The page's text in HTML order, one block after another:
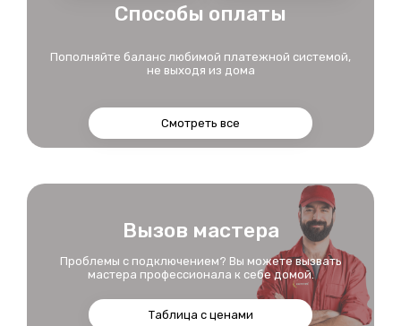
Способы оплаты
Пополняйте баланс любимой платежной системой,
не выходя из дома
Смотреть все
Вызов мастера
Проблемы с подключением? Вы можете вызвать
мастера профессионала к себе домой.
Таблица с ценами